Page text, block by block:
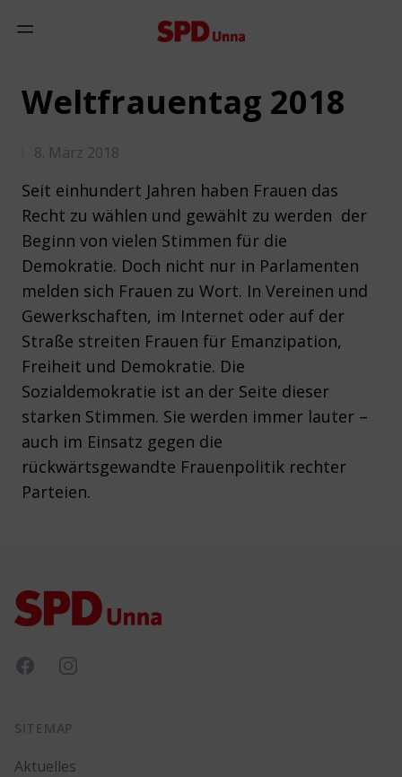
Mobiles Menü anzeigen
Weltfrauentag 2018
8. März 2018
Seit einhundert Jahren haben Frauen das
Recht zu wählen und gewählt zu werden  der
Beginn von vielen Stimmen für die
Demokratie. Doch nicht nur in Parlamenten
melden sich Frauen zu Wort. In Vereinen und
Gewerkschaften, im Internet oder auf der
Straße streiten Frauen für Emanzipation,
Freiheit und Demokratie. Die
Sozialdemokratie ist an der Seite dieser
starken Stimmen. Sie werden immer lauter –
auch im Einsatz gegen die
rückwärtsgewandte Frauenpolitik rechter
Parteien.
FacebookInstagram
SITEMAP
Aktuelles